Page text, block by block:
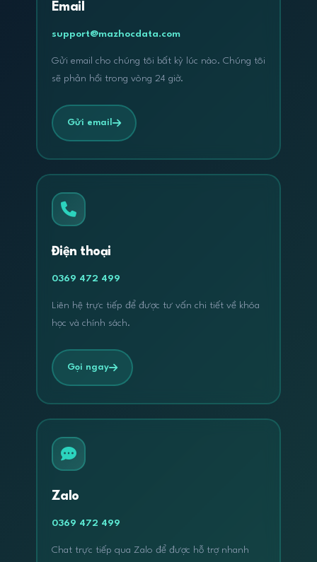
Email
support@mazhocdata.com
Gửi email cho chúng tôi bất kỳ lúc nào. Chúng tôi
sẽ phản hồi trong vòng 24 giờ.
Gửi email
Điện thoại
0369 472 499
Liên hệ trực tiếp để được tư vấn chi tiết về khóa
học và chính sách.
Gọi ngay
Zalo
0369 472 499
Chat trực tiếp qua Zalo để được hỗ trợ nhanh